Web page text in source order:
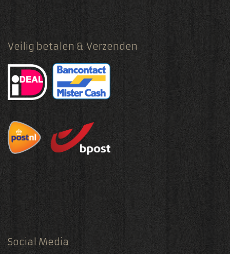
Veilig betalen & Verzenden
Social Media